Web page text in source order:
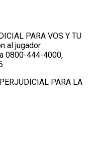
PARA VOS Y TU
al jugador
0800-444-4000,
PARA LA